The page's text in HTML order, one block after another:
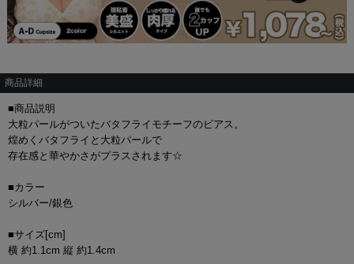
商品詳細
■商品説明
大粒パールがついたバタフライモチーフのピアス。
煌めくバタフライと大粒パールで
存在感と華やかさがプラスされます☆
■カラー
シルバー/銀色
■サイズ[cm]
横 約1.1cm 縦 約1.4cm